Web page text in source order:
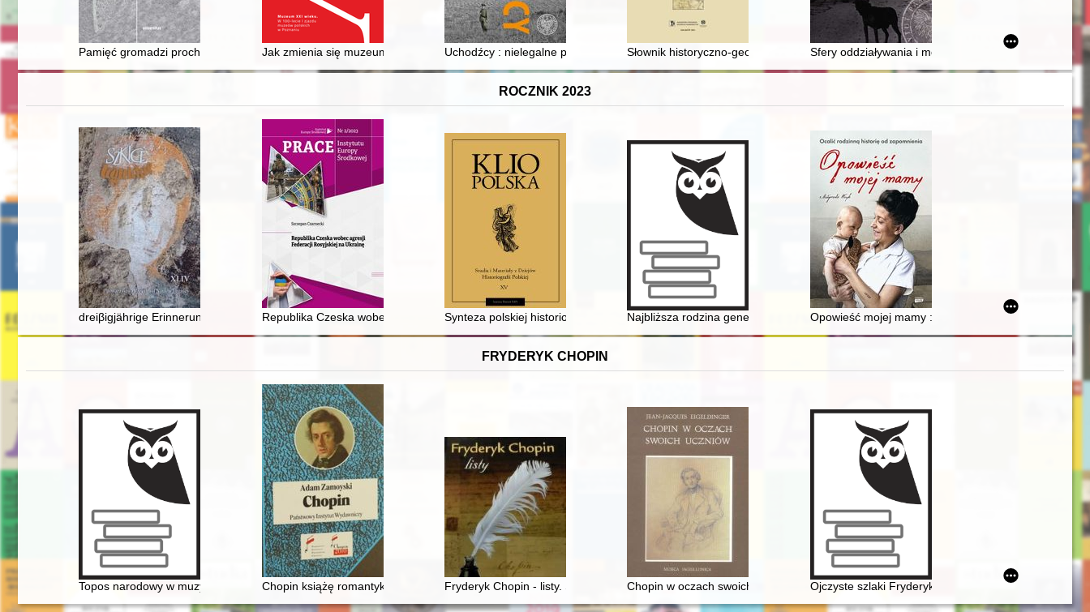
Pamięć gromadzi prochy : szkice historyczne i osobiste
Jak zmienia się muzeum? Uchodźcy : nielegalne przekraczanie granicy polsko-sowieckiej w latach 1918-1939
Słownik historyczno-geograficzny województwa krakowskiego w średniowieczu. Cz. 5 z. 3,
Sfery oddziaływania i mechanizmy funkcjonowania
ROCZNIK 2023
dreiβigjährige Erinnerungsfest der Schlacht an der Katzbach" und seine Folgen
Republika Czeska wobec agresji Federacji Rosyjskiej na UkrainęSynteza polskiej historiografii doby romantyzmu według Andrzeja Wierzbickiego : rekonstrukcja modelu syntezy
Najbliższa rodzina generała Józefa Zachariasza Bema i ich potomkowie : studium oparte
Opowieść mojej mamy : ocalić rodzinną historię od
FRYDERYK CHOPIN
Topos narodowy w muzyce polskiej pierwszej połowy XIX wieku. Międzynarodowa konferencja naukowo-artystyczna, 20-21 XI 2006. [T. 1]
Chopin książę romantyków Fryderyk Chopin - listy. Skarbiec spuścizny epistolarnej w zbiorach polskich (wybór)
Chopin w oczach swoich uczniów Ojczyste szlaki Fryderyka Chopina